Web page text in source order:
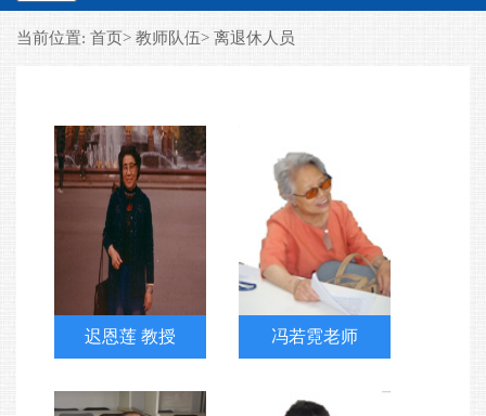
当前位置: 首页> 教师队伍> 离退休人员
迟恩莲 教授 冯若霓老师